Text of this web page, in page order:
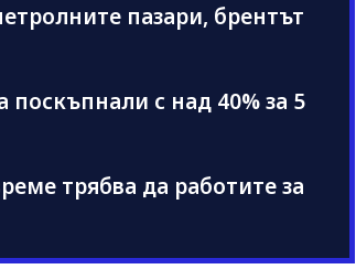
пазари, брентът
с над 40% за 5
трябва да работите за